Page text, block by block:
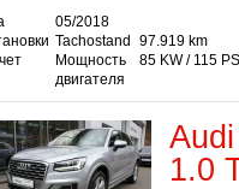
05/2018
Tachostand 97.919 km
Мощность
двигателя
85 KW / 115 PS
1.0